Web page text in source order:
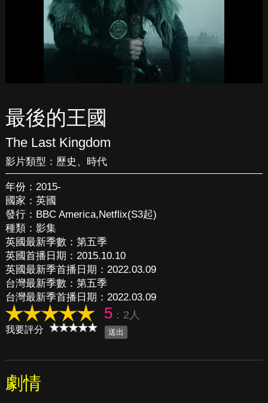
最後的王國
The Last Kingdom
影片類型： 歷史 、 時代
年份：2015-
國家：英國
發行：BBC America,Netflix(S3起)
種類：影集
英國最新季數：第五季
英國首播日期：2015.10.10
英國最新季首播日期：2022.03.09
台灣最新季數：第五季
台灣最新季首播日期：2022.03.09
5：2人
我要評分
劇情